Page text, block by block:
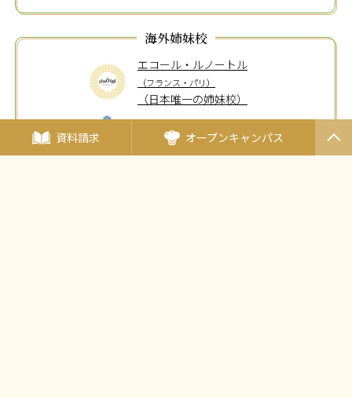
海外姉妹校
エコール・ルノートル
（フランス・パリ）
（日本唯一の姉妹校）
タイ王立の総合学校
チットラダー校 （タイ王国）
資料請求
オープンキャンパス